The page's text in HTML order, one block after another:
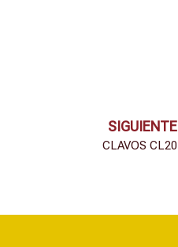
SIGUIENTE
CLAVOS CL20